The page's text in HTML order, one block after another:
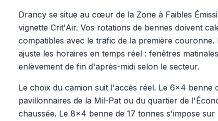
Drancy se situe au cœur de la Zone à Faibles
vignette Crit'Air. Vos rotations de bennes doivent
compatibles avec le trafic de la première
ajuste les horaires en temps réel : fenêtres
enlèvement de fin d'après-midi selon le secteur.
Le choix du camion suit l'accès réel. Le 6x4
pavillonnaires de la Mil-Pat ou du quartier de
chaussée. Le 8x4 benne de 17 tonnes s'impose